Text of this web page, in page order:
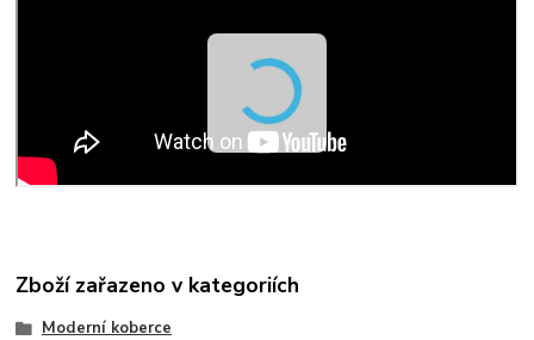
Zboží zařazeno v kategoriích
Moderní koberce